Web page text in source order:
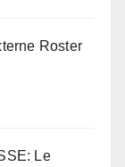
Roster
Le